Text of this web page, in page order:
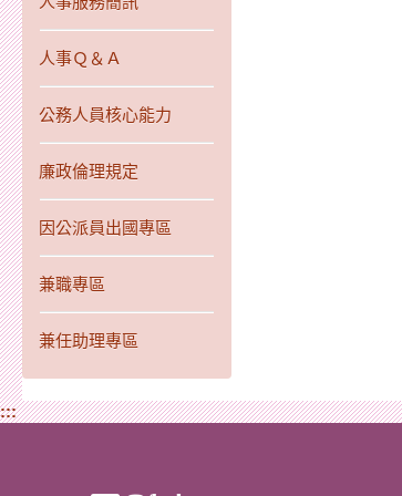
人事Ｑ＆Ａ
公務人員核心能力
廉政倫理規定
因公派員出國專區
兼職專區
兼任助理專區
:::